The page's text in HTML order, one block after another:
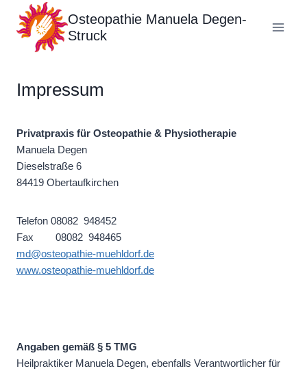
Inhalt
springen
Osteopathie Manuela Degen-
Struck
Impressum
Privatpraxis für Osteopathie & Physiotherapie
Manuela Degen
Dieselstraße 6
84419 Obertaufkirchen
Telefon 08082 948452
Fax 08082 948465
md@osteopathie-muehldorf.de
www.osteopathie-muehldorf.de
Angaben gemäß § 5 TMG
Heilpraktiker Manuela Degen, ebenfalls Verantwortlicher für